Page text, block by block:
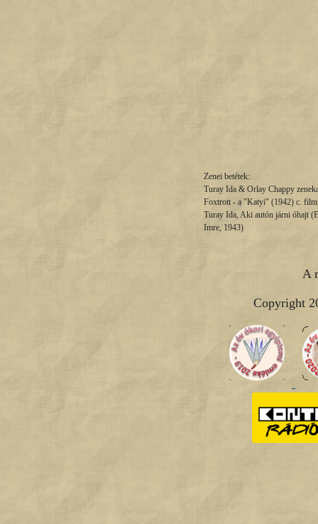
Zenei betétek:
Turay Ida & Orlay Chappy
Foxtrott - a "Katyi" (1942) c. film
Turay Ida, Aki autón járni óhajt
Imre, 1943)
A
Copyright